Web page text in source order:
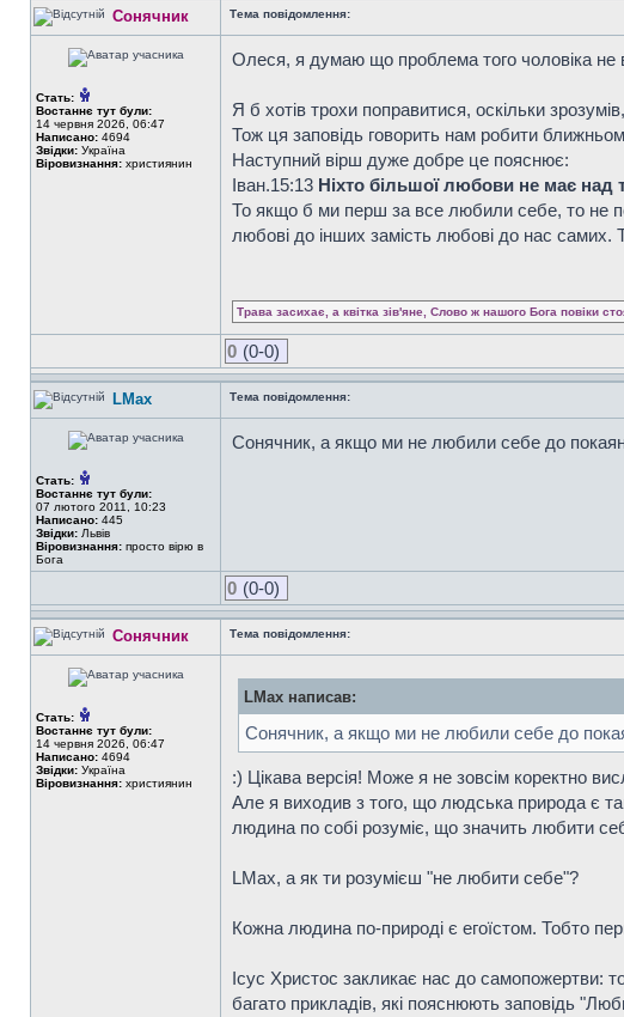
Сонячник Тема повідомлення:
Стать:
Востаннє тут були:
14 червня 2026, 06:47
Написано: 4694
Звідки: Україна
Віровизнання: християнин
Олеся, я думаю що проблема того чоловіка не
Я б хотів трохи поправитися, оскільки
Тож ця заповідь говорить нам робити
Наступний вірш дуже добре це пояснює:
Iван.15:13 Ніхто більшої любови не має над
То якщо б ми перш за все любили себе, то не
любові до інших замість любові до нас
Трава засихає, а квітка зів'яне, Слово ж нашого Бога повіки
0 (0-0)
LMax Тема повідомлення:
Стать:
Востаннє тут були:
07 лютого 2011, 10:23
Написано: 445
Звідки: Львів
Віровизнання: просто вірю в
Бога
Сонячник, а якщо ми не любили себе до
0 (0-0)
Сонячник Тема повідомлення:
Стать:
Востаннє тут були:
14 червня 2026, 06:47
Написано: 4694
Звідки: Україна
Віровизнання: християнин
LMax написав:
Сонячник, а якщо ми не любили себе до
:) Цікава версія! Може я не зовсім коректно
Але я виходив з того, що людська природа є
людина по собі розуміє, що значить любити
LMax, а як ти розумієш "не любити себе"?
Кожна людина по-природі є егоїстом. Тобто
Ісус Христос закликає нас до самопожертви:
багато прикладів, які пояснюють заповідь